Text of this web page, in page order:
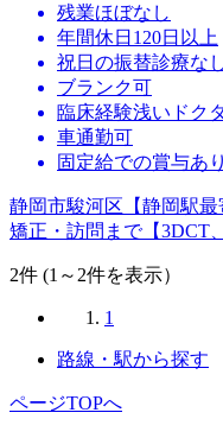
残業ほぼなし
年間休日120日以上
祝日の振替診療な
ブランク可
臨床経験浅いドク
車通勤可
固定給での賞与あり
静岡市駿河区【静岡駅
矯正・訪問まで【3DCT
2件 (1～2件を表示）
1
路線・駅から探す
ページTOPへ